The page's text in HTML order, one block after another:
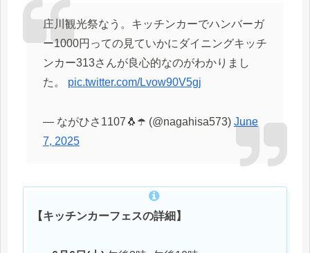
庄川観光祭なう。キッチンカーでハンバーガ
ー1000円っての見ていかにダイニングキッチ
ンカー313さんが良心的なのがわかりまし
た。 pic.twitter.com/Lvow90V5gj
— ながひさ1107🐧☂️ (@nagahisa573) June
7, 2025
【キッチンカーフェスの詳細】